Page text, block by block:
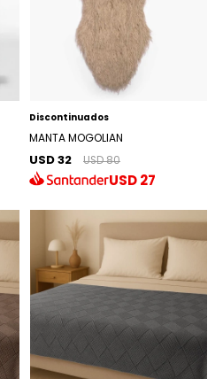
Discontinuados
MANTA MOGOLIAN
USD 32 USD 80
USD27